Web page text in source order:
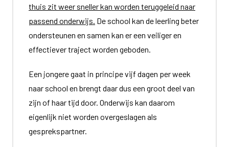
thuis zit weer sneller kan worden teruggeleid naar
passend onderwijs. De school kan de leerling beter
ondersteunen en samen kan er een veiliger en
effectiever traject worden geboden.
Een jongere gaat in principe vijf dagen per week
naar school en brengt daar dus een groot deel van
zijn of haar tijd door. Onderwijs kan daarom
eigenlijk niet worden overgeslagen als
gesprekspartner.